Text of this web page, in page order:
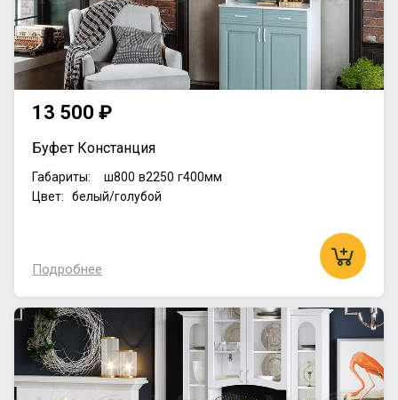
13 500 ₽
Буфет Констанция
Габариты: ш800 в2250 г400мм
Цвет: белый/голубой
Подробнее